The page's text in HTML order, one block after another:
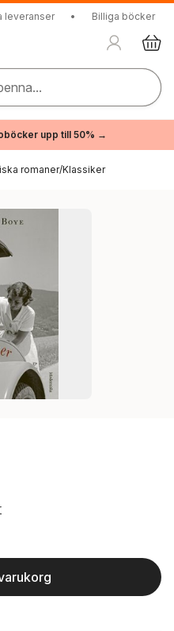
leveranser • Billiga böcker
upp till 50% →
romaner/Klassiker